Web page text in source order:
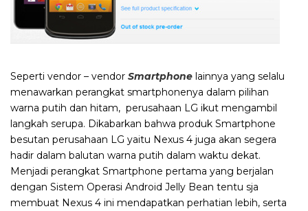
Seperti vendor – vendor Smartphone lainnya yang selalu
menawarkan perangkat smartphonenya dalam pilihan
warna putih dan hitam, perusahaan LG ikut mengambil
langkah serupa. Dikabarkan bahwa produk Smartphone
besutan perusahaan LG yaitu Nexus 4 juga akan segera
hadir dalam balutan warna putih dalam waktu dekat.
Menjadi perangkat Smartphone pertama yang berjalan
dengan Sistem Operasi Android Jelly Bean tentu sja
membuat Nexus 4 ini mendapatkan perhatian lebih, serta